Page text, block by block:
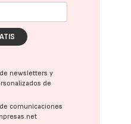
newsletters y
de
comunicaciones